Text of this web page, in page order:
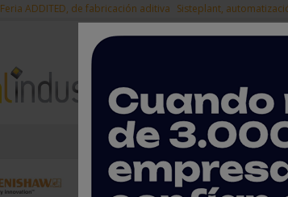
Feria ADDITED, de fabricación aditiva Sisteplant,
NOTICIAS